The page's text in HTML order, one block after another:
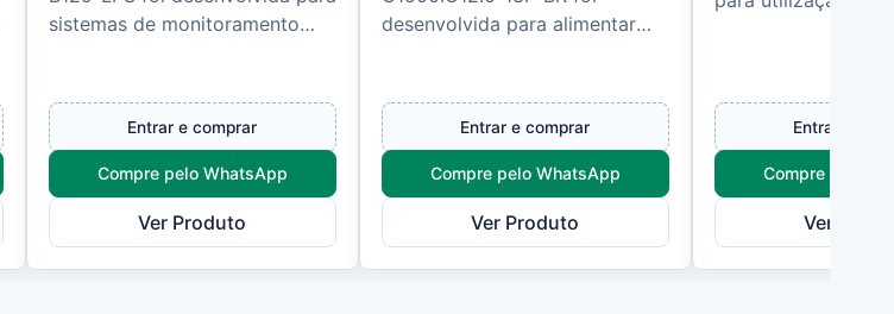
sistemas de monitoramento
Entrar e comprar
Compre pelo WhatsApp
Ver Produto
desenvolvida para alimentar
12 VDC e c...
Entrar e comprar
Compre pelo WhatsApp
Ver Produto
Entrar e
Compre pelo
Ver